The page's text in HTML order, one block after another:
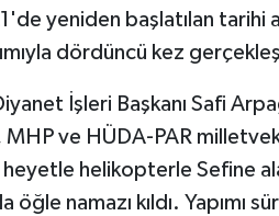
yeniden başlatılan tarihi
dördüncü kez
İşleri Başkanı Safi
MHP ve HÜDA-PAR
helikopterle Sefine
öğle namazı kıldı.